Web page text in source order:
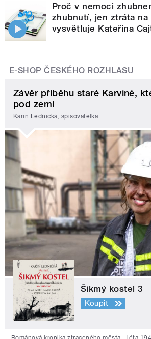
Proč v nemoci
zhubnutí, jen ztráta na
vysvětluje Kateřina
E-SHOP ČESKÉHO ROZHLASU
Závěr příběhu staré Karviné,
pod zemí
Karin Lednická, spisovatelka
Šikmý kostel 3
Koupit